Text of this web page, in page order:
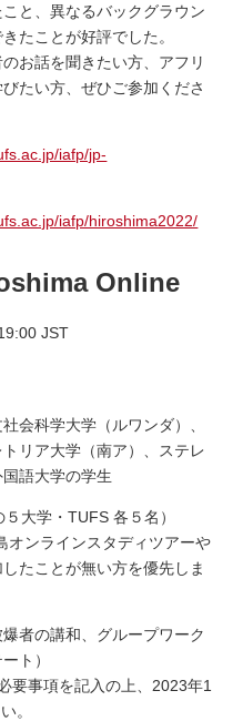
と、異なるバックグラウン
たことが好評でした。
お話を聞きたい方、アフリ
たい方、ぜひご参加くださ
iafp/jp-
iafp/hiroshima2022/
Online
JST
会科学大学（ルワンダ）、
リア大学（南ア）、ステレ
語大学の学生
大学・TUFS 各５名）
オンラインスタディツアーや
たことが無い方を優先しま
者の講和、グループワーク
ト）
要事項を記入の上、2023年1
。